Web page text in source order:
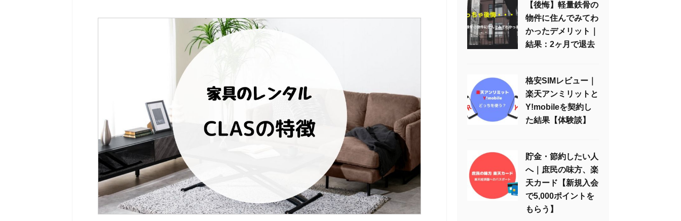
【後悔】軽量鉄骨の
物件に住んでみてわ
かったデメリット｜
結果：2ヶ月で退去
格安SIMレビュー｜
楽天アンミリットと
Y!mobileを契約し
た結果【体験談】
貯金・節約したい人
へ｜庶民の味方、楽
天カード【新規入会
で5,000ポイントを
もらう】